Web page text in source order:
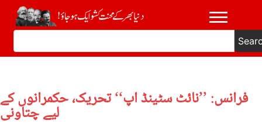
فرانس: ’’نائٹ سٹینڈ اپ‘‘ تحریک، حکمرانوں کے
لیے چتاونی